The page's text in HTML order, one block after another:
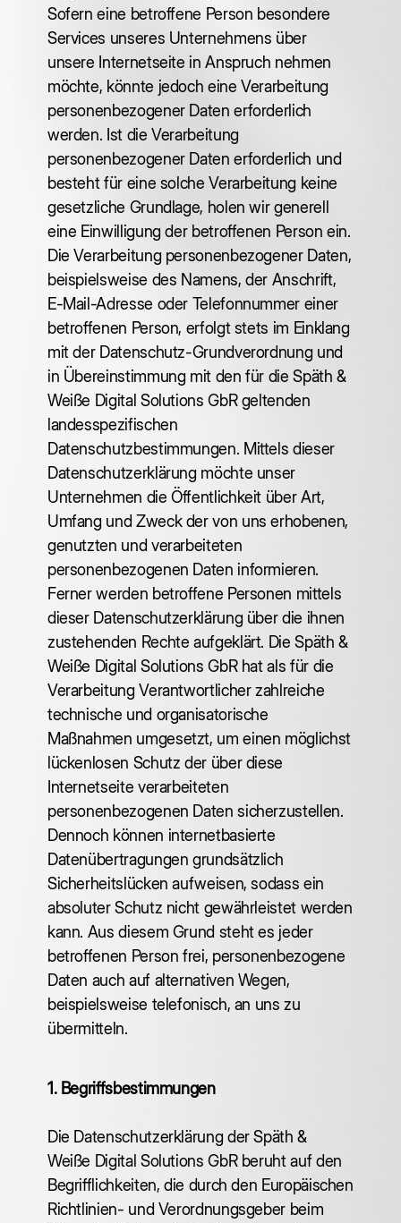
Sofern eine betroffene Person besondere
Services unseres Unternehmens über
unsere Internetseite in Anspruch nehmen
möchte, könnte jedoch eine Verarbeitung
personenbezogener Daten erforderlich
werden. Ist die Verarbeitung
personenbezogener Daten erforderlich und
besteht für eine solche Verarbeitung keine
gesetzliche Grundlage, holen wir generell
eine Einwilligung der betroffenen Person ein.
Die Verarbeitung personenbezogener Daten,
beispielsweise des Namens, der Anschrift,
E-Mail-Adresse oder Telefonnummer einer
betroffenen Person, erfolgt stets im Einklang
mit der Datenschutz-Grundverordnung und
in Übereinstimmung mit den für die Späth &
Weiße Digital Solutions GbR geltenden
landesspezifischen
Datenschutzbestimmungen. Mittels dieser
Datenschutzerklärung möchte unser
Unternehmen die Öffentlichkeit über Art,
Umfang und Zweck der von uns erhobenen,
genutzten und verarbeiteten
personenbezogenen Daten informieren.
Ferner werden betroffene Personen mittels
dieser Datenschutzerklärung über die ihnen
zustehenden Rechte aufgeklärt. Die Späth &
Weiße Digital Solutions GbR hat als für die
Verarbeitung Verantwortlicher zahlreiche
technische und organisatorische
Maßnahmen umgesetzt, um einen möglichst
lückenlosen Schutz der über diese
Internetseite verarbeiteten
personenbezogenen Daten sicherzustellen.
Dennoch können internetbasierte
Datenübertragungen grundsätzlich
Sicherheitslücken aufweisen, sodass ein
absoluter Schutz nicht gewährleistet werden
kann. Aus diesem Grund steht es jeder
betroffenen Person frei, personenbezogene
Daten auch auf alternativen Wegen,
beispielsweise telefonisch, an uns zu
übermitteln.
1. Begriffsbestimmungen
Die Datenschutzerklärung der Späth &
Weiße Digital Solutions GbR beruht auf den
Begrifflichkeiten, die durch den Europäischen
Richtlinien- und Verordnungsgeber beim